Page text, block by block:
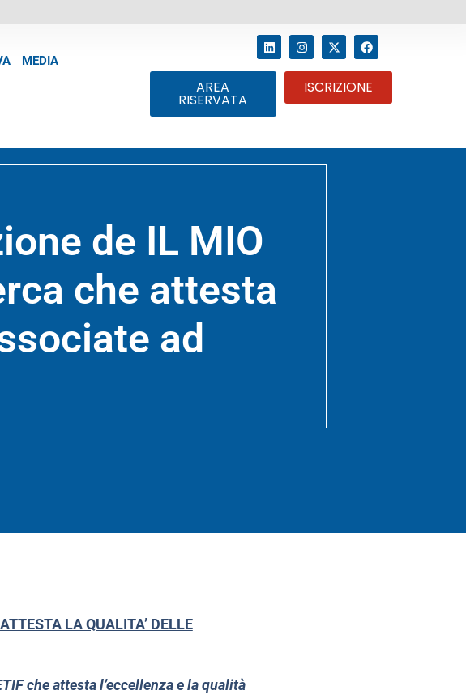
MEDIA
AREA
RISERVATA
ISCRIZIONE
de IL MIO
che attesta
ad
LA QUALITA’ DELLE
che attesta l’eccellenza e la qualità